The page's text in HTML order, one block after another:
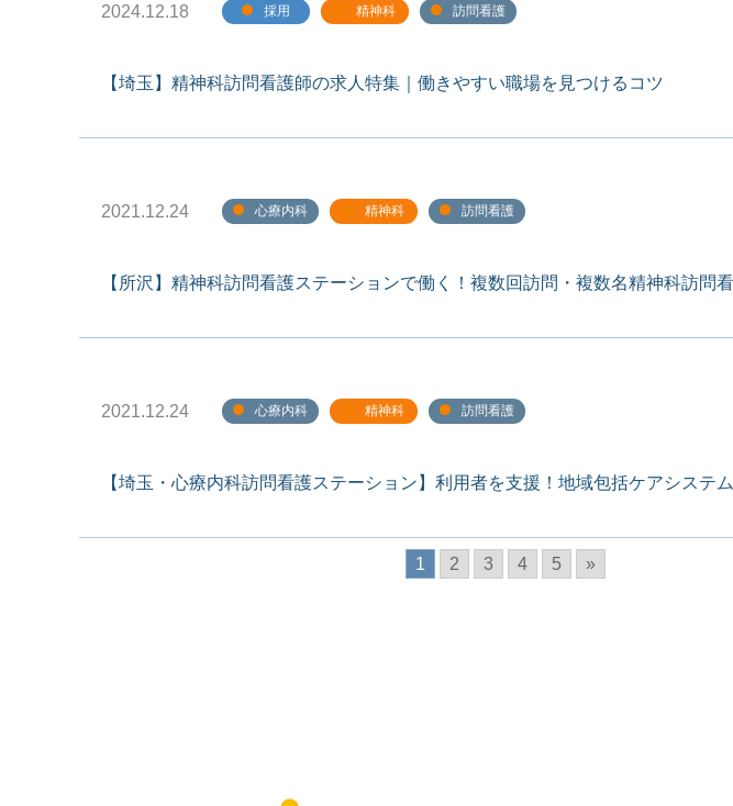
2024.12.18 採用 精神科 訪問看護
【埼玉】精神科訪問看護師の求人特集｜働きやすい職場を見つけるコツ
2021.12.24 心療内科 精神科 訪問看護
【所沢】精神科訪問看護ステーションで働く！複数回訪問・複数名精神科訪問
2021.12.24 心療内科 精神科 訪問看護
【埼玉・心療内科訪問看護ステーション】利用者を支援！地域包括ケアシステ
1 2 3 4 5 »